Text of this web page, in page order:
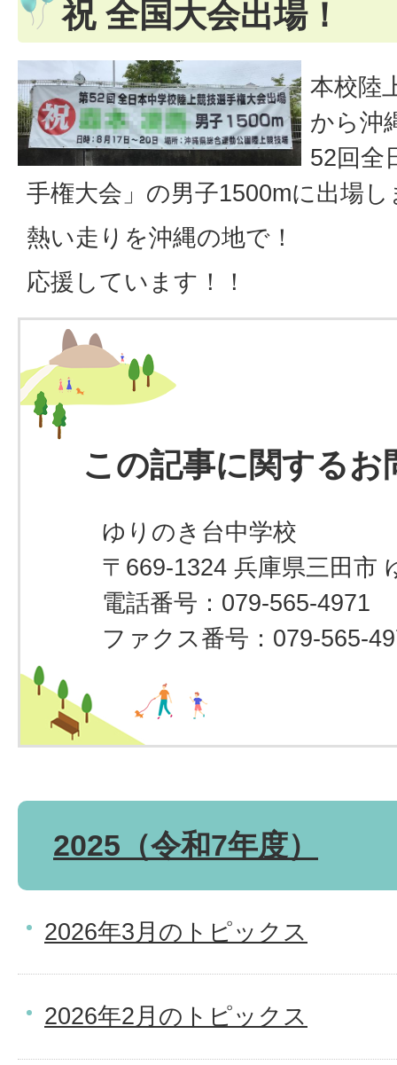
祝 全国大会出場！
本校陸
から沖
52回全
手権大会」の男子1500mに出場し
熱い走りを沖縄の地で！
応援しています！！
この記事に関するお
ゆりのき台中学校
〒669-1324 兵庫県三田市
電話番号：079-565-4971
ファクス番号：079-565-
2025（令和7年度）
2026年3月のトピックス
2026年2月のトピックス